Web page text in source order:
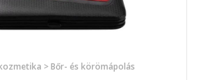
> Bőr- és körömápolás